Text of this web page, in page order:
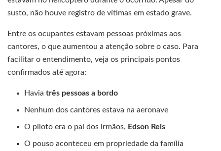
susto, não houve registro de vítimas em estado grave.
Entre os ocupantes estavam pessoas próximas aos
cantores, o que aumentou a atenção sobre o caso. Para
facilitar o entendimento, veja os principais pontos
confirmados até agora:
Haviatrês pessoas a bordo
Nenhum dos cantores estava na aeronave
O piloto era o pai dos irmãos, Edson Reis
O pouso aconteceu em propriedade da família